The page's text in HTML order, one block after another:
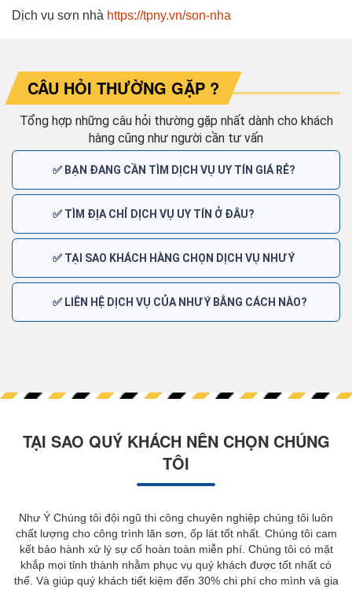
Dịch vụ sơn nhà https://tpny.vn/son-nha
CÂU HỎI THƯỜNG GẶP ?
Tổng hợp những câu hỏi thường gặp nhất dành cho khách
hàng cũng như người cần tư vấn
✅ BẠN ĐANG CẦN TÌM DỊCH VỤ UY TÍN GIÁ RẺ?
✅ TÌM ĐỊA CHỈ DỊCH VỤ UY TÍN Ở ĐÂU?
✅ TẠI SAO KHÁCH HÀNG CHỌN DỊCH VỤ NHƯ Ý
✅ LIÊN HỆ DỊCH VỤ CỦA NHƯ Ý BẰNG CÁCH NÀO?
TẠI SAO QUÝ KHÁCH NÊN CHỌN CHÚNG
TÔI
Như Ý Chúng tôi đội ngũ thi công chuyên nghiệp chúng tôi luôn
chất lượng cho công trình lăn sơn, ốp lát tốt nhất. Chúng tôi cam
kết bảo hành xử lý sự cố hoàn toàn miễn phí. Chúng tôi có mặt
khắp mọi tỉnh thành nhằm phục vụ quý khách được tốt nhất có
thể. Và giúp quý khách tiết kiệm đến 30% chi phí cho mình và gia